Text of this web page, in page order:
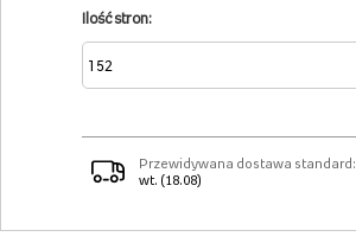
Ilość stron:
Przewidywana dostawa standard:
wt. (18.08)